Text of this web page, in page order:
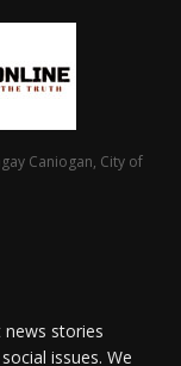
Caniogan, City of
stories
issues. We